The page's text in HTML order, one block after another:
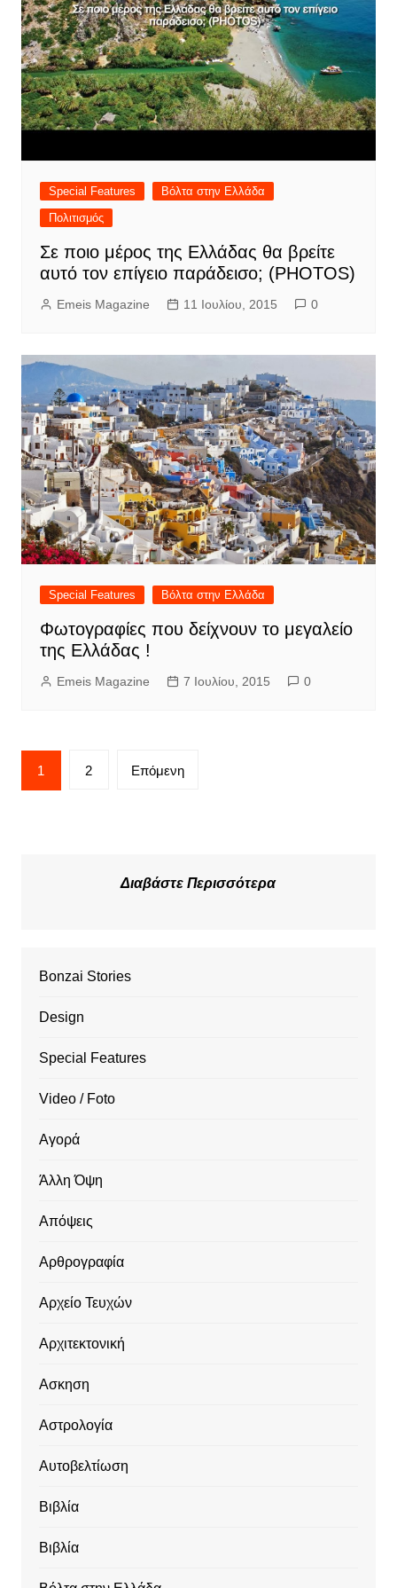
Special Features
Βόλτα στην Ελλάδα
Πολιτισμός
Σε ποιο μέρος της Ελλάδας θα βρείτε
αυτό τον επίγειο παράδεισο; (PHOTOS)
Emeis Magazine 11 Ιουλίου, 2015 0
Special Features Βόλτα στην Ελλάδα
Φωτογραφίες που δείχνουν το μεγαλείο
της Ελλάδας !
Emeis Magazine 7 Ιουλίου, 2015 0
Σελιδοποίηση
άρθρων
1 2 Επόμενη
Διαβάστε Περισσότερα
Bonzai Stories
Design
Special Features
Video / Foto
Αγορά
Άλλη Όψη
Απόψεις
Αρθρογραφία
Αρχείο Τευχών
Αρχιτεκτονική
Ασκηση
Αστρολογία
Αυτοβελτίωση
Βιβλία
Βιβλία